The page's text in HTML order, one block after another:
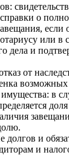
о
если
или в
дела и
от
возможных
в
долгов и
и